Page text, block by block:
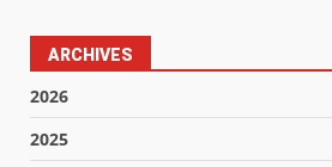
ARCHIVES
2026
2025